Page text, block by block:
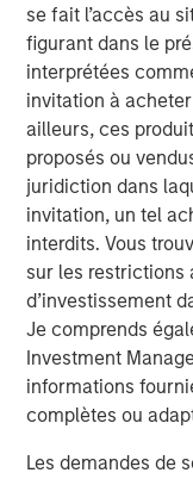
se fait l’accès au
figurant dans le
interprétées
invitation à
ailleurs, ces
proposés ou
juridiction dans
invitation, un tel
interdits. Vous
sur les restrictions
d’investissement
Je comprends
Investment
informations
complètes ou
Les demandes de
CARON’S CORNER
The Blurred
Create an
CARON’S CORNER
Adapting to a
World
The